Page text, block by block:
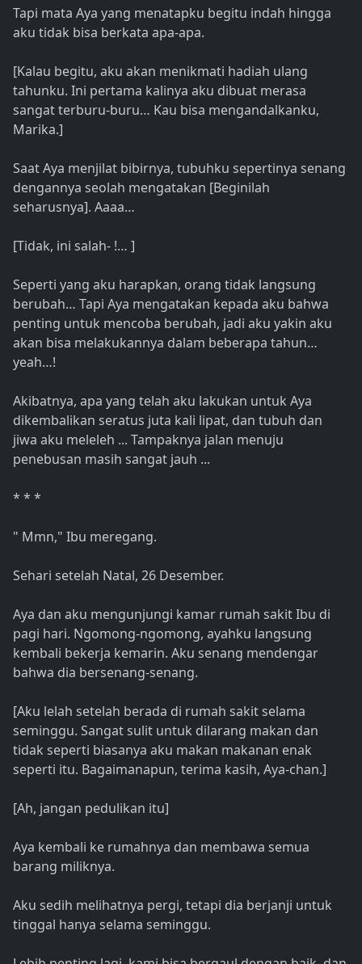
Tapi mata Aya yang menatapku begitu indah hingga
aku tidak bisa berkata apa-apa.
[Kalau begitu, aku akan menikmati hadiah ulang
tahunku. Ini pertama kalinya aku dibuat merasa
sangat terburu-buru… Kau bisa mengandalkanku,
Marika.]
Saat Aya menjilat bibirnya, tubuhku sepertinya senang
dengannya seolah mengatakan [Beginilah
seharusnya]. Aaaa…
[Tidak, ini salah- !… ]
Seperti yang aku harapkan, orang tidak langsung
berubah… Tapi Aya mengatakan kepada aku bahwa
penting untuk mencoba berubah, jadi aku yakin aku
akan bisa melakukannya dalam beberapa tahun…
yeah…!
Akibatnya, apa yang telah aku lakukan untuk Aya
dikembalikan seratus juta kali lipat, dan tubuh dan
jiwa aku meleleh ... Tampaknya jalan menuju
penebusan masih sangat jauh ...
* * *
" Mmn," Ibu meregang.
Sehari setelah Natal, 26 Desember.
Aya dan aku mengunjungi kamar rumah sakit Ibu di
pagi hari. Ngomong-ngomong, ayahku langsung
kembali bekerja kemarin. Aku senang mendengar
bahwa dia bersenang-senang.
[Aku lelah setelah berada di rumah sakit selama
seminggu. Sangat sulit untuk dilarang makan dan
tidak seperti biasanya aku makan makanan enak
seperti itu. Bagaimanapun, terima kasih, Aya-chan.]
[Ah, jangan pedulikan itu]
Aya kembali ke rumahnya dan membawa semua
barang miliknya.
Aku sedih melihatnya pergi, tetapi dia berjanji untuk
tinggal hanya selama seminggu.